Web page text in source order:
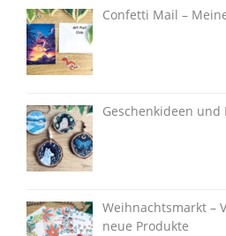
Confetti Mail –
Geschenkideen und
Weihnachtsmarkt –
neue Produkte